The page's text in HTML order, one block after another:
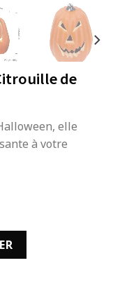
de
elle
à votre
Citrouille de 104g et